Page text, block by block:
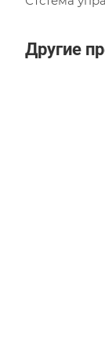
Другие